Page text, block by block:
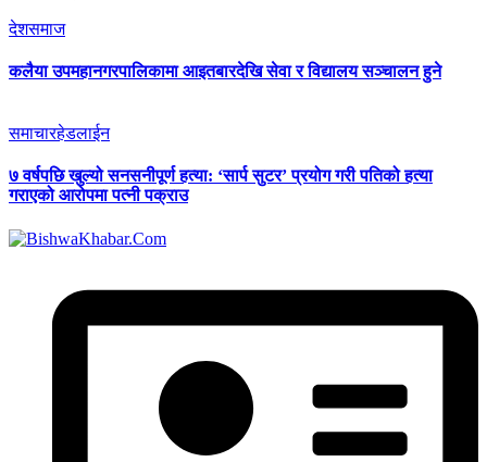
देशसमाज
कलैया उपमहानगरपालिकामा आइतबारदेखि सेवा र विद्यालय सञ्चालन हुने
समाचारहेडलाईन
७ वर्षपछि खुल्यो सनसनीपूर्ण हत्या: ‘सार्प सुटर’ प्रयोग गरी पतिको हत्या
गराएको आरोपमा पत्नी पक्राउ